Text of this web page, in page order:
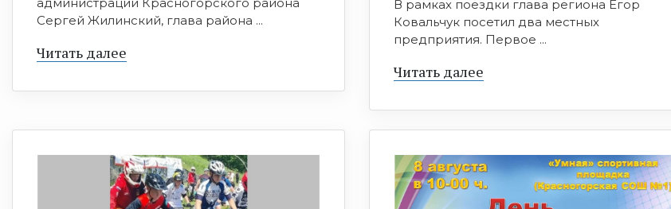
администрации Красногорского района
Сергей Жилинский, глава района ...
Читать далее
В рамках поездки глава региона Егор
Ковальчук посетил два местных
предприятия. Первое ...
Читать далее